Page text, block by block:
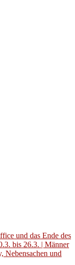
und das Ende des
bis 26.3. | Männer
Nebensachen und